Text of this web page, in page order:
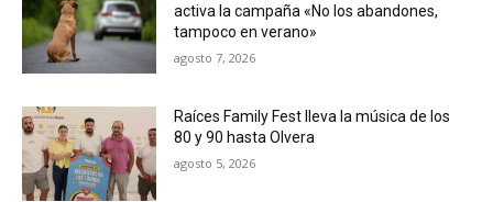
activa la campaña «No los abandones,
tampoco en verano»
agosto 7, 2026
Raíces Family Fest lleva la música de los
80 y 90 hasta Olvera
agosto 5, 2026